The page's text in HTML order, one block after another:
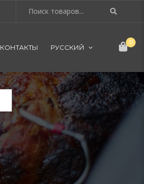
КОНТАКТЫ РУССКИЙ
0